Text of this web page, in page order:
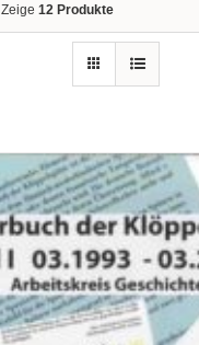
Zeige 12 Produkte